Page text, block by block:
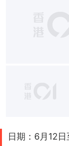
日期：6月12日